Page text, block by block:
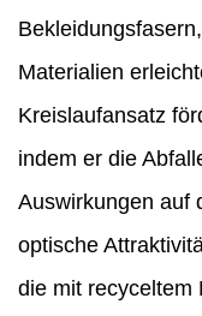
Materialien
Kreislaufansatz
indem er die
Auswirkungen auf
optische
die mit recyceltem